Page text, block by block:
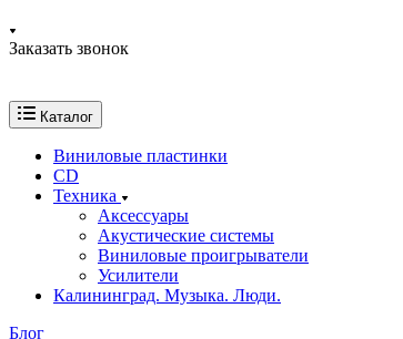
Заказать звонок
Каталог
Виниловые пластинки
CD
Техника
Аксессуары
Акустические системы
Виниловые проигрыватели
Усилители
Калининград. Музыка. Люди.
Блог